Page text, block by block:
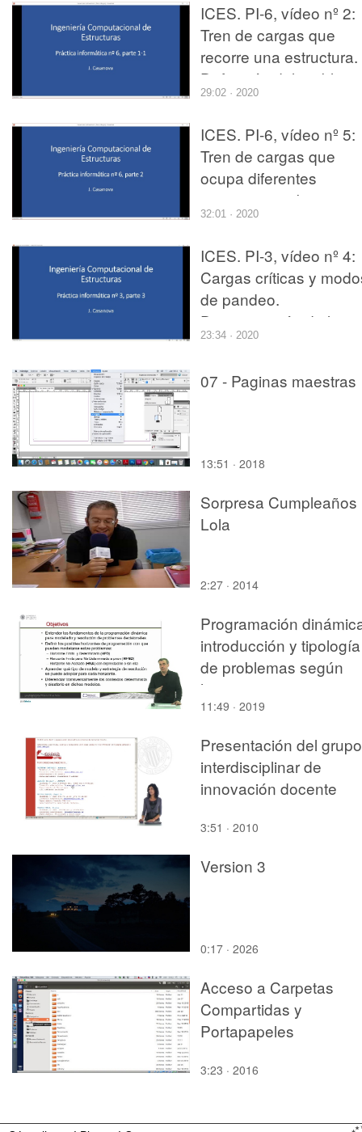
usando SAP2000.
de resultados.
ICES. PI-6, vídeo nº 2:
Tren de cargas que
recorre una estructura.
Definición del
en SAP2000.
29:02 · 2020
ICES. PI-6, vídeo nº 5:
Tren de cargas que
ocupa diferentes
posiciones sobre una
estructura.
32:01 · 2020
ICES. PI-3, vídeo nº 4:
Cargas críticas y
de pandeo.
Determinación de las
imperfecciones afines
23:34 · 2020
07 - Paginas maestras
13:51 · 2018
Sorpresa Cumpleaños
Lola
2:27 · 2014
Programación
introducción y tipología
de problemas según
horizonte y contexto
11:49 · 2019
Presentación del grupo
interdisciplinar de
innovación docente
3:51 · 2010
Version 3
0:17 · 2026
Acceso a Carpetas
Compartidas y
Portapapeles
3:23 · 2016